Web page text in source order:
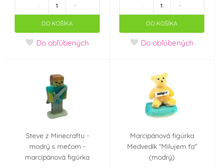
Krteček
Mickey a Minnie
Mouse
Fotbal Halloween
mandle
Krajina pôvodu
- +
DO KOŠÍKA
Do obľúbených
- +
DO KOŠÍKA
Do obľúbených
Steve z Minecraftu -
modrý s mečom -
marcipánová figúrka
Marcipánová figúrka
Medvedík "Milujem ťa"
(modrý)